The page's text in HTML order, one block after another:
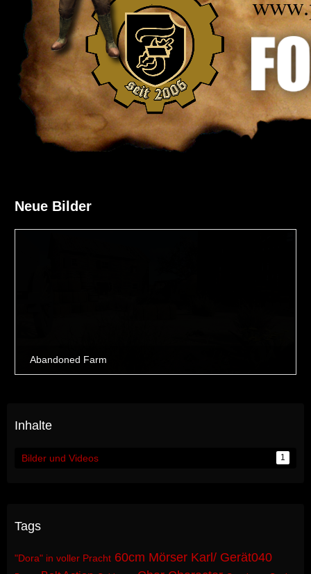
Neue Bilder
Inhalte
Bilder und Videos 1
Tags
"Dora" in voller Pracht 60cm Mörser Karl/ Gerät040